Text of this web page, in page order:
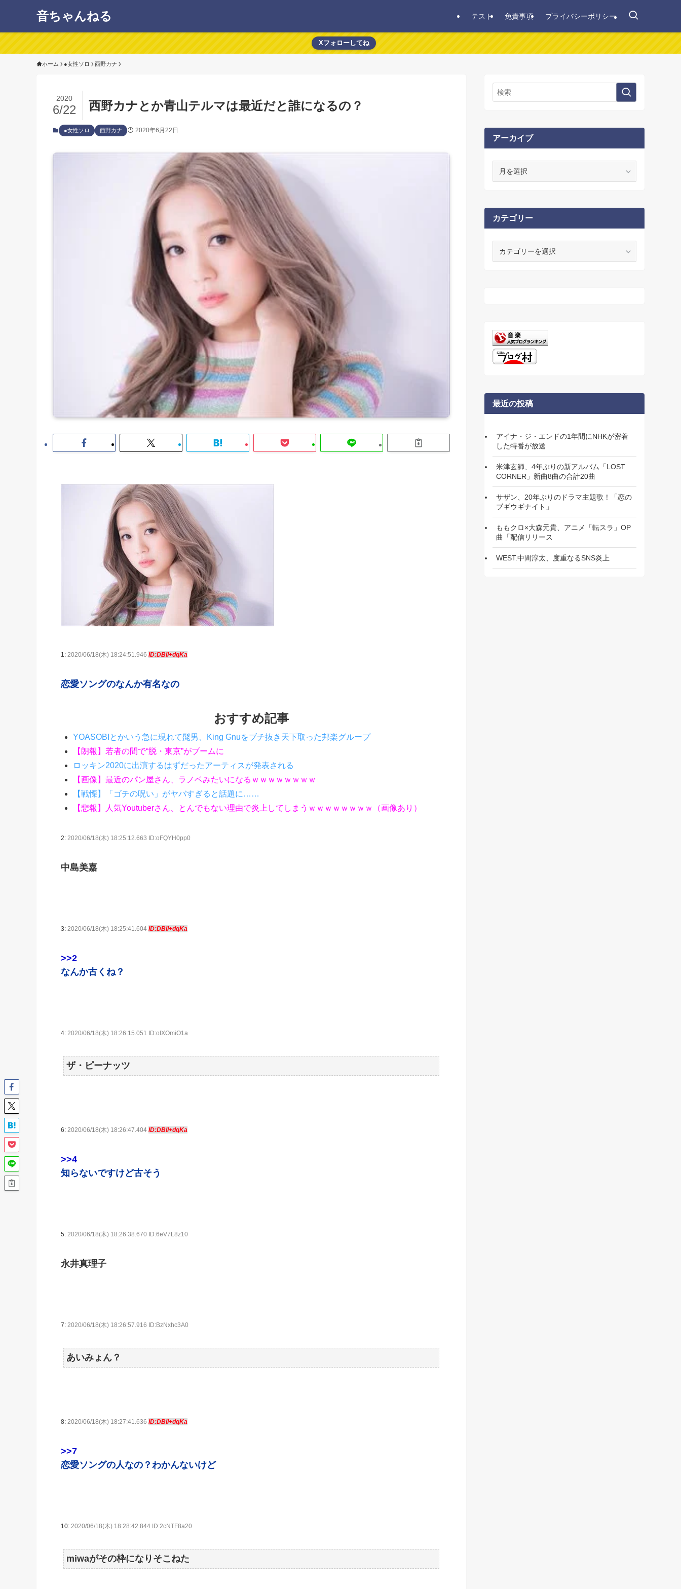
音ちゃんねる テスト 免責事項 プライバシーポリシー
Xフォローしてね
ホーム ●女性ソロ 西野カナ
西野カナとか青山テルマは最近だと誰になるの？
2020
6/22
●女性ソロ 西野カナ 2020年6月22日
1: 2020/06/18(木) 18:24:51.946 ID:DBII+dqKa
恋愛ソングのなんか有名なの
おすすめ記事
YOASOBIとかいう急に現れて髭男、King Gnuをブチ抜き天下取った邦楽グループ
【朗報】若者の間で“脱・東京”がブームに
ロッキン2020に出演するはずだったアーティスが発表される
【画像】最近のパン屋さん、ラノベみたいになるｗｗｗｗｗｗｗｗ
【戦慄】「ゴチの呪い」がヤバすぎると話題に……
【悲報】人気Youtuberさん、とんでもない理由で炎上してしまうｗｗｗｗｗｗｗｗ（画像あり）
2: 2020/06/18(木) 18:25:12.663 ID:oFQYH0pp0
中島美嘉
3: 2020/06/18(木) 18:25:41.604 ID:DBII+dqKa
>>2
なんか古くね？
4: 2020/06/18(木) 18:26:15.051 ID:oIXOmiO1a
ザ・ピーナッツ
6: 2020/06/18(木) 18:26:47.404 ID:DBII+dqKa
>>4
知らないですけど古そう
5: 2020/06/18(木) 18:26:38.670 ID:6eV7L8z10
永井真理子
7: 2020/06/18(木) 18:26:57.916 ID:BzNxhc3A0
あいみょん？
8: 2020/06/18(木) 18:27:41.636 ID:DBII+dqKa
>>7
恋愛ソングの人なの？わかんないけど
10: 2020/06/18(木) 18:28:42.844 ID:2cNTF8a20
miwaがその枠になりそこねた
アーカイブ
ブ
カテゴリー
最近の投稿
アイナ・ジ・エンドの1年間にNHKが密着
した特番が放送
米津玄師、4年ぶりの新アルバム「LOST
CORNER」新曲8曲の合計20曲
サザン、20年ぶりのドラマ主題歌！「恋の
ブギウギナイト」
ももクロ×大森元貴、アニメ「転スラ」OP
曲「配信リリース
WEST.中間淳太、度重なるSNS炎上